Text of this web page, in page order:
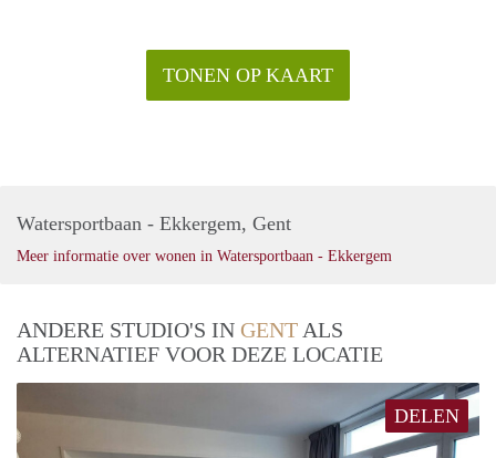
TONEN OP KAART
Watersportbaan - Ekkergem, Gent
Meer informatie over wonen in Watersportbaan - Ekkergem
ANDERE STUDIO'S IN GENT ALS
ALTERNATIEF VOOR DEZE LOCATIE
DELEN